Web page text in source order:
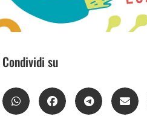
Condividi su